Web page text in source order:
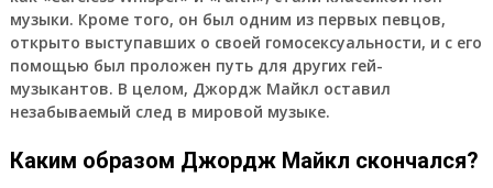
музыки. Кроме того, он был одним из первых певцов,
открыто выступавших о своей гомосексуальности, и с его
помощью был проложен путь для других гей-
музыкантов. В целом, Джордж Майкл оставил
незабываемый след в мировой музыке.
Каким образом Джордж Майкл скончался?